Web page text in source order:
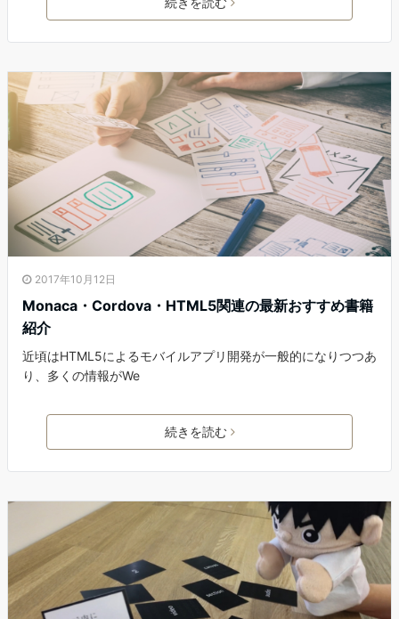
2017年10月12日
Monaca・Cordova・HTML5関連の最新おすすめ書籍
紹介
近頃はHTML5によるモバイルアプリ開発が一般的になりつつあ
り、多くの情報がWe
続きを読む